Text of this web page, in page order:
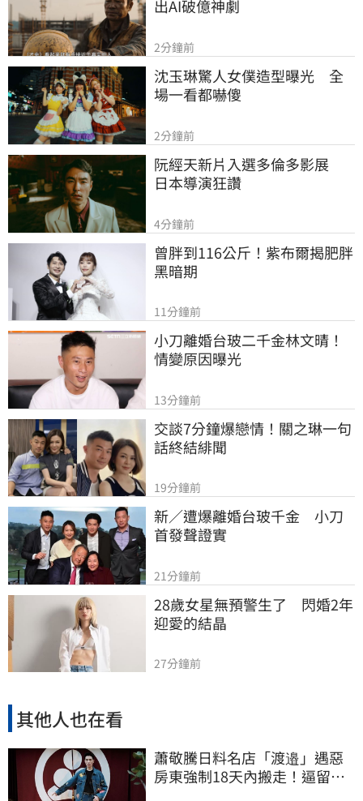
出AI破億神劇
2分鐘前
沈玉琳驚人女僕造型曝光　全
場一看都嚇傻
2分鐘前
阮經天新片入選多倫多影展
日本導演狂讚
4分鐘前
曾胖到116公斤！紫布爾揭肥胖
黑暗期
11分鐘前
小刀離婚台玻二千金林文晴！
情變原因曝光
13分鐘前
交談7分鐘爆戀情！關之琳一句
話終結緋聞
19分鐘前
新／遭爆離婚台玻千金　小刀
首發聲證實
21分鐘前
28歲女星無預警生了　閃婚2年
迎愛的結晶
27分鐘前
其他人也在看
蕭敬騰日料名店「渡邉」遇惡
房東強制18天內搬走！逼留裝